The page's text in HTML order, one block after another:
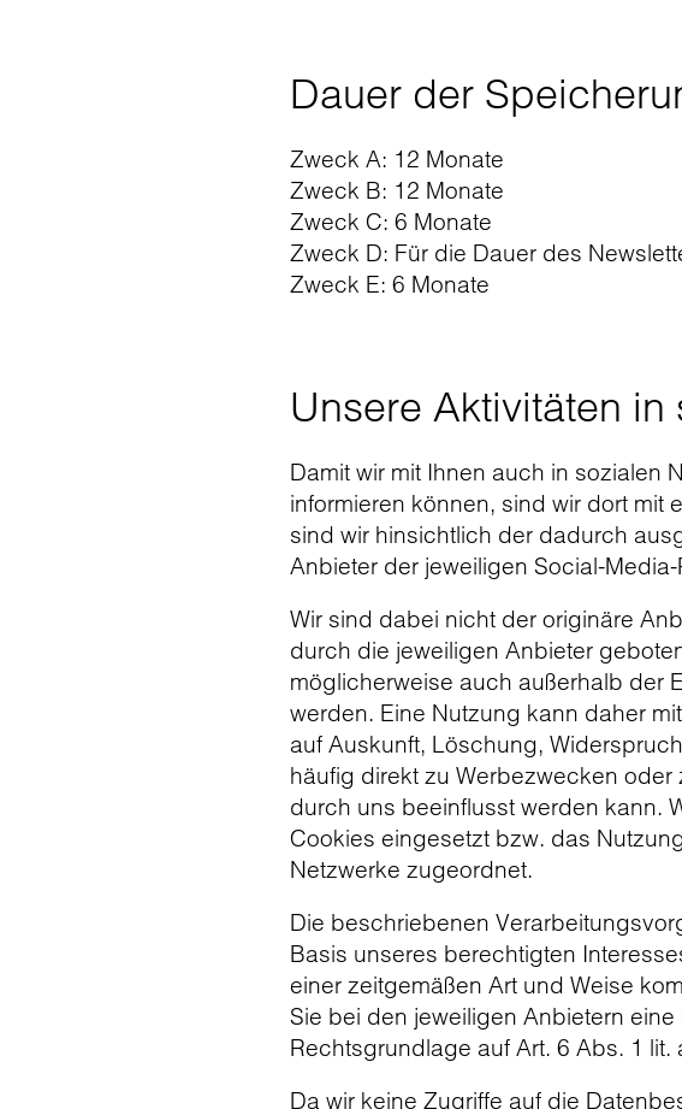
Dauer der
Zweck A: 12 Monate
Zweck B: 12 Monate
Zweck C: 6 Monate
Zweck D: Für die Dauer des
Zweck E: 6 Monate
Unsere Aktivitäten
Damit wir mit Ihnen auch in sozialen
informieren können, sind wir dort mit
sind wir hinsichtlich der dadurch
Anbieter der jeweiligen Social-
Wir sind dabei nicht der originäre
durch die jeweiligen Anbieter
möglicherweise auch außerhalb der
werden. Eine Nutzung kann daher
auf Auskunft, Löschung,
häufig direkt zu Werbezwecken
durch uns beeinflusst werden kann.
Cookies eingesetzt bzw. das
Netzwerke zugeordnet.
Die beschriebenen
Basis unseres berechtigten
einer zeitgemäßen Art und Weise
Sie bei den jeweiligen Anbietern
Rechtsgrundlage auf Art. 6 Abs. 1 lit.
Da wir keine Zugriffe auf die